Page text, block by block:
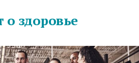
о здоровье